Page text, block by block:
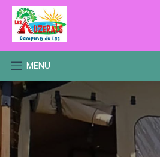
MENÜ